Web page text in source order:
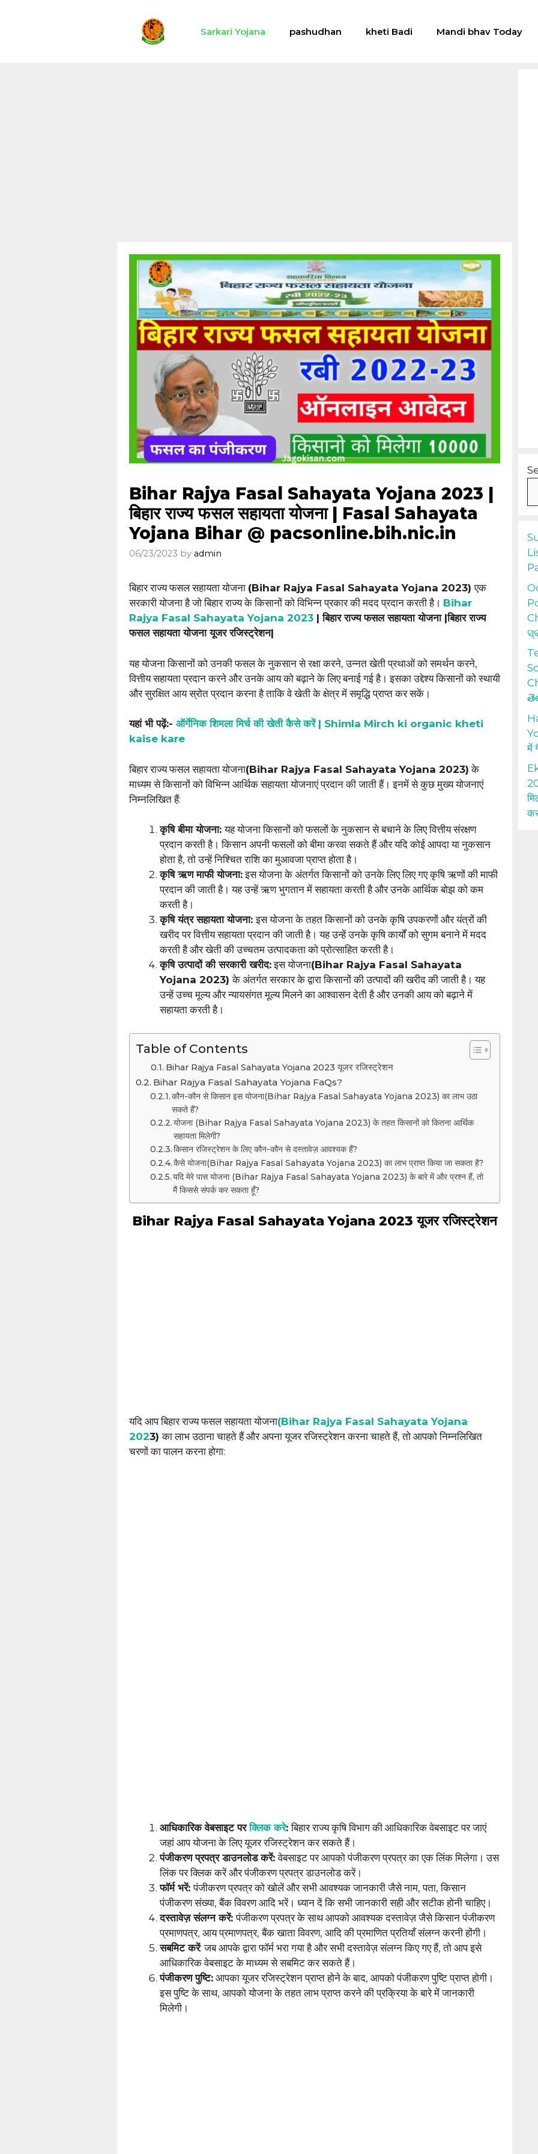
Sarkari Yojana pashudhan kheti Badi Mandi bhav Today
Bihar Rajya Fasal Sahayata Yojana 2023 |
बिहार राज्य फसल सहायता योजना | Fasal Sahayata
Yojana Bihar @ pacsonline.bih.nic.in
06/23/2023 by admin
बिहार राज्य फसल सहायता योजना (Bihar Rajya Fasal Sahayata Yojana 2023)एक
सरकारी योजना है जो बिहार राज्य के किसानों को विभिन्न प्रकार की मदद प्रदान करती है। Bihar
Rajya Fasal Sahayata Yojana 2023| बिहार राज्य फसल सहायता योजना |बिहार राज्य
फसल सहायता योजना यूजर रजिस्ट्रेशन|
यह योजना किसानों को उनकी फसल के नुकसान से रक्षा करने, उन्नत खेती प्रथाओं को समर्थन करने,
वित्तीय सहायता प्रदान करने और उनके आय को बढ़ाने के लिए बनाई गई है। इसका उद्देश्य किसानों को स्थायी
और सुरक्षित आय स्रोत प्रदान करना है ताकि वे खेती के क्षेत्र में समृद्धि प्राप्त कर सकें।
यहां भी पढ़ें:- ऑर्गेनिक शिमला मिर्च की खेती कैसे करें | Shimla Mirch ki organic kheti
kaise kare
बिहार राज्य फसल सहायता योजना(Bihar Rajya Fasal Sahayata Yojana 2023) के
माध्यम से किसानों को विभिन्न आर्थिक सहायता योजनाएं प्रदान की जाती हैं। इनमें से कुछ मुख्य योजनाएं
निम्नलिखित हैं:
कृषि बीमा योजना:यह योजना किसानों को फसलों के नुकसान से बचाने के लिए वित्तीय संरक्षण
प्रदान करती है। किसान अपनी फसलों को बीमा करवा सकते हैं और यदि कोई आपदा या नुकसान
होता है, तो उन्हें निश्चित राशि का मुआवजा प्राप्त होता है।
कृषि ऋण माफी योजना:इस योजना के अंतर्गत किसानों को उनके लिए लिए गए कृषि ऋणों की माफी
प्रदान की जाती है। यह उन्हें ऋण भुगतान में सहायता करती है और उनके आर्थिक बोझ को कम
करती है।
कृषि यंत्र सहायता योजना:इस योजना के तहत किसानों को उनके कृषि उपकरणों और यंत्रों की
खरीद पर वित्तीय सहायता प्रदान की जाती है। यह उन्हें उनके कृषि कार्यों को सुगम बनाने में मदद
करती है और खेती की उच्चतम उत्पादकता को प्रोत्साहित करती है।
कृषि उत्पादों की सरकारी खरीद:इस योजना(Bihar Rajya Fasal Sahayata
Yojana 2023)के अंतर्गत सरकार के द्वारा किसानों की उत्पादों की खरीद की जाती है। यह
उन्हें उच्च मूल्य और न्यायसंगत मूल्य मिलने का आश्वासन देती है और उनकी आय को बढ़ाने में
सहायता करती है।
Table of Contents
Bihar Rajya Fasal Sahayata Yojana 2023 यूजर रजिस्ट्रेशन
Bihar Rajya Fasal Sahayata Yojana FaQs?
कौन-कौन से किसान इस योजना(Bihar Rajya Fasal Sahayata Yojana 2023) का लाभ उठा
सकते हैं?
योजना (Bihar Rajya Fasal Sahayata Yojana 2023) के तहत किसानों को कितना आर्थिक
सहायता मिलेगी?
किसान रजिस्ट्रेशन के लिए कौन-कौन से दस्तावेज़ आवश्यक हैं?
कैसे योजना(Bihar Rajya Fasal Sahayata Yojana 2023) का लाभ प्राप्त किया जा सकता है?
यदि मेरे पास योजना (Bihar Rajya Fasal Sahayata Yojana 2023) के बारे में और प्रश्न हैं, तो
मैं किससे संपर्क कर सकता हूँ?
Bihar Rajya Fasal Sahayata Yojana 2023 यूजर रजिस्ट्रेशन
यदि आप बिहार राज्य फसल सहायता योजना(Bihar Rajya Fasal Sahayata Yojana
2023)का लाभ उठाना चाहते हैं और अपना यूजर रजिस्ट्रेशन करना चाहते हैं, तो आपको निम्नलिखित
चरणों का पालन करना होगा:
आधिकारिक वेबसाइट परक्लिक करे:बिहार राज्य कृषि विभाग की आधिकारिक वेबसाइट पर जाएं
जहां आप योजना के लिए यूजर रजिस्ट्रेशन कर सकते हैं।
पंजीकरण प्रपत्र डाउनलोड करें:वेबसाइट पर आपको पंजीकरण प्रपत्र का एक लिंक मिलेगा। उस
लिंक पर क्लिक करें और पंजीकरण प्रपत्र डाउनलोड करें।
फॉर्म भरें:पंजीकरण प्रपत्र को खोलें और सभी आवश्यक जानकारी जैसे नाम, पता, किसान
पंजीकरण संख्या, बैंक विवरण आदि भरें। ध्यान दें कि सभी जानकारी सही और सटीक होनी चाहिए।
दस्तावेज़ संलग्न करें:पंजीकरण प्रपत्र के साथ आपको आवश्यक दस्तावेज़ जैसे किसान पंजीकरण
प्रमाणपत्र, आय प्रमाणपत्र, बैंक खाता विवरण, आदि की प्रमाणित प्रतियाँ संलग्न करनी होंगी।
सबमिट करें: जब आपके द्वारा फॉर्म भरा गया है और सभी दस्तावेज़ संलग्न किए गए हैं, तो आप इसे
आधिकारिक वेबसाइट के माध्यम से सबमिट कर सकते हैं।
पंजीकरण पुष्टि:आपका यूजर रजिस्ट्रेशन प्राप्त होने के बाद, आपको पंजीकरण पुष्टि प्राप्त होगी।
इस पुष्टि के साथ, आपको योजना के तहत लाभ प्राप्त करने की प्रक्रिया के बारे में जानकारी
मिलेगी।
में